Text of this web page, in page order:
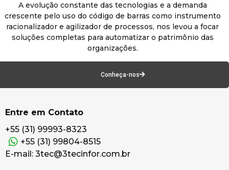
A evolução constante das tecnologias e a demanda
crescente pelo uso do código de barras como instrumento
racionalizador e agilizador de processos, nos levou a focar
soluções completas para automatizar o patrimônio das
organizações.
Conheça-nos
Entre em Contato
+55 (31) 99993-8323
+55 (31) 99804-8515
E-mail: 3tec@3tecinfor.com.br